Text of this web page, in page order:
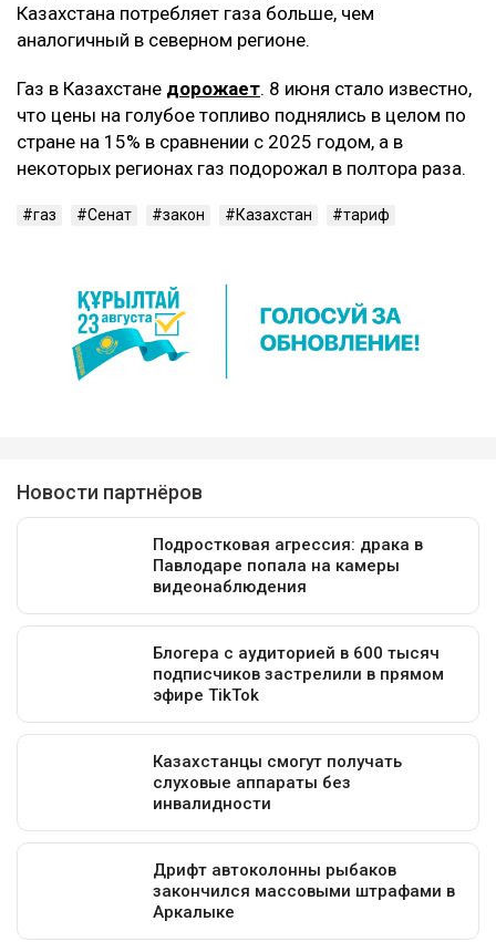
Казахстана потребляет газа больше, чем
аналогичный в северном регионе.
Газ в Казахстане дорожает. 8 июня стало известно,
что цены на голубое топливо поднялись в целом по
стране на 15% в сравнении с 2025 годом, а в
некоторых регионах газ подорожал в полтора раза.
газ Сенат закон Казахстан тариф